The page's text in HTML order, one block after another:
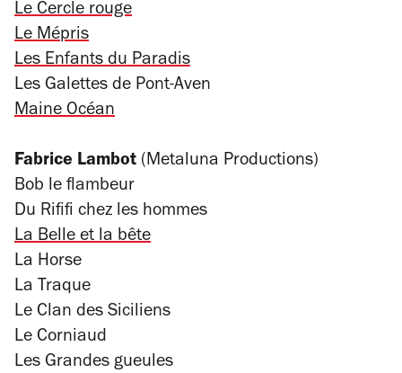
Le Cercle rouge
Le Mépris
Les Enfants du Paradis
Les Galettes de Pont-Aven
Maine Océan
Fabrice Lambot (Metaluna Productions)
Bob le flambeur
Du Rififi chez les hommes
La Belle et la bête
La Horse
La Traque
Le Clan des Siciliens
Le Corniaud
Les Grandes gueules